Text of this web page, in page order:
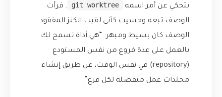
بتحكي عن أمر اسمه
git worktree
. قرأت
الوصف تبعه وحسيت كأني لقيت الكنز المفقود.
الوصف كان بسيط ومبهر: “هي أداة تسمح لك
بالعمل على عدة فروع من نفس المستودع
(repository) في نفس الوقت، عن طريق إنشاء
مجلدات عمل منفصلة لكل فرع”.